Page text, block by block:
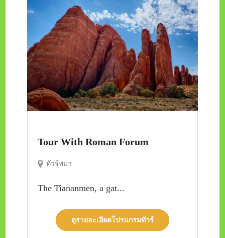
Tour With Roman Forum
ทัวร์พม่า
The Tiananmen, a gat...
ดูรายละเอียดโปรแกรมทัวร์